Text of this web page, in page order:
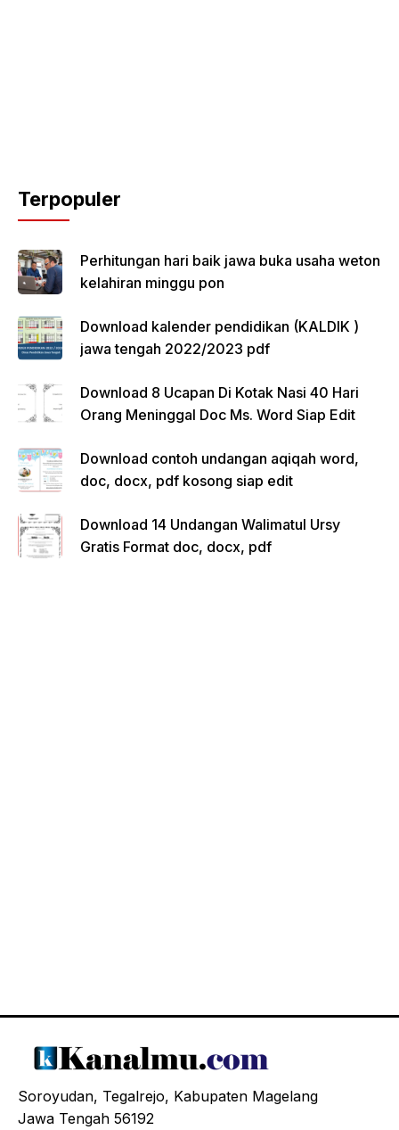
Terpopuler
Perhitungan hari baik jawa buka usaha weton
kelahiran minggu pon
Download kalender pendidikan (KALDIK )
jawa tengah 2022/2023 pdf
Download 8 Ucapan Di Kotak Nasi 40 Hari
Orang Meninggal Doc Ms. Word Siap Edit
Download contoh undangan aqiqah word,
doc, docx, pdf kosong siap edit
Download 14 Undangan Walimatul Ursy
Gratis Format doc, docx, pdf
Soroyudan, Tegalrejo, Kabupaten Magelang
Jawa Tengah 56192